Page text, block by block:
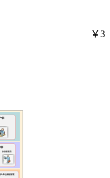
￥3